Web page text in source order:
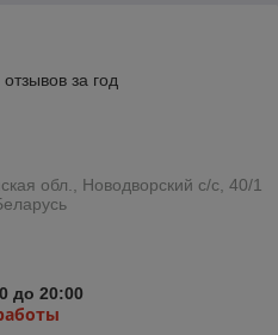
быстро устранить сколы,
ремонта,
Средства обеспечивают
покрытие и устойчивость к
по заводскому коду
для подкраски авто
за год
обл., Новодворский с/с, 40/1
до 20:00